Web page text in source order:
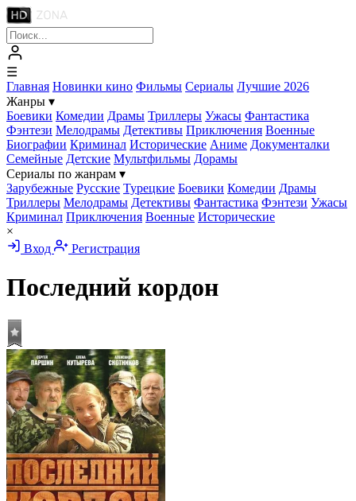
☰
Главная Новинки кино Фильмы Сериалы Лучшие 2026
Жанры ▾
Боевики Комедии Драмы Триллеры Ужасы Фантастика
Фэнтези Мелодрамы Детективы Приключения Военные
Биографии Криминал Исторические Аниме Документалки
Семейные Детские Мультфильмы Дорамы
Сериалы по жанрам ▾
Зарубежные Русские Турецкие Боевики Комедии Драмы
Триллеры Мелодрамы Детективы Фантастика Фэнтези Ужасы
Криминал Приключения Военные Исторические
×
Вход
Регистрация
Последний кордон